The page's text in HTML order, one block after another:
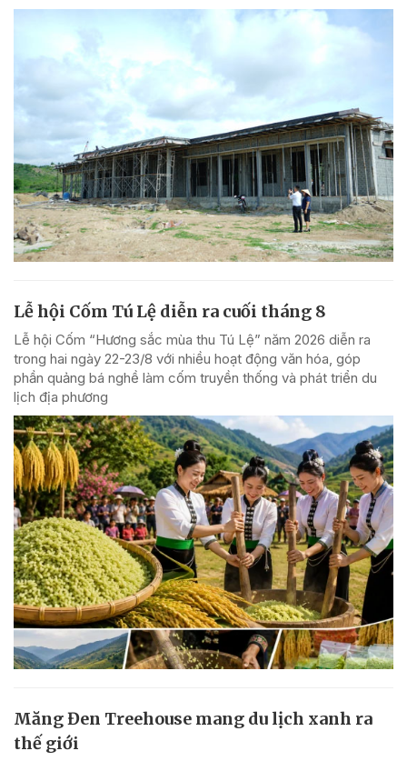
Lễ hội Cốm Tú Lệ diễn ra cuối tháng 8
Lễ hội Cốm “Hương sắc mùa thu Tú Lệ” năm 2026 diễn ra
trong hai ngày 22-23/8 với nhiều hoạt động văn hóa, góp
phần quảng bá nghề làm cốm truyền thống và phát triển du
lịch địa phương
Măng Đen Treehouse mang du lịch xanh ra
thế giới